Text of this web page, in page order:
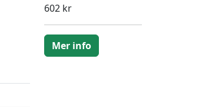
602 kr
Mer info